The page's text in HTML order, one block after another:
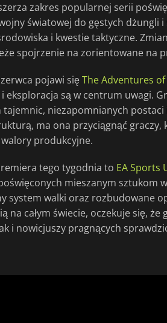
zakres popularnej serii
światowej do gęstych dżungli
i kwestie taktyczne.
spojrzenie na zorientowane na
pojawi sięThe Adventures
eksploracja są w centrum uwagi.
niezapomnianych postaci
ma ona przyciągnąć
produkcyjne.
tego tygodnia to EA Sports
mieszanym sztukom
system walki oraz rozbudowane
na całym świecie, oczekuje się, że
i nowicjuszy pragnących